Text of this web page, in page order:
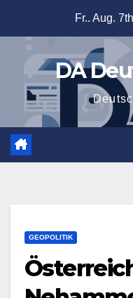
Fr.. Aug.
DA
GEOPOLITIK